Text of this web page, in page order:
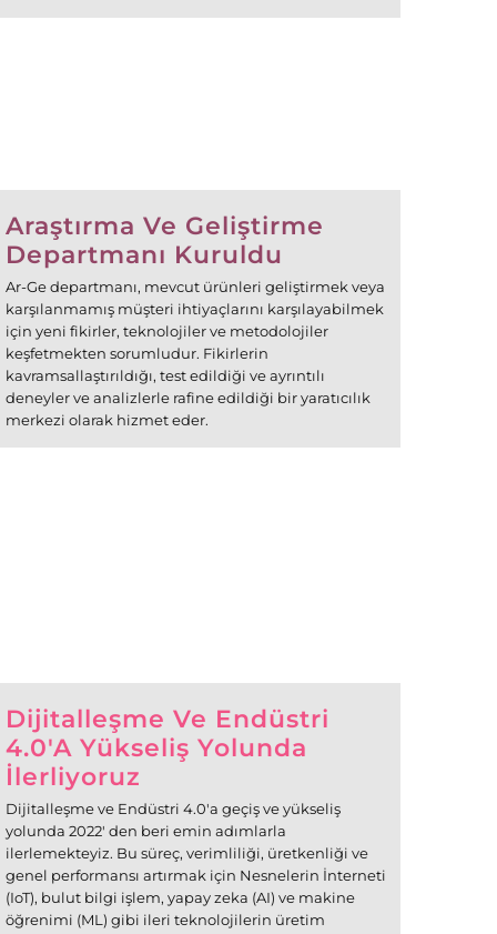
Araştırma Ve Geliştirme
Departmanı Kuruldu
Ar-Ge departmanı, mevcut ürünleri geliştirmek veya
karşılanmamış müşteri ihtiyaçlarını karşılayabilmek
için yeni fikirler, teknolojiler ve metodolojiler
keşfetmekten sorumludur. Fikirlerin
kavramsallaştırıldığı, test edildiği ve ayrıntılı
deneyler ve analizlerle rafine edildiği bir yaratıcılık
merkezi olarak hizmet eder.
Dijitalleşme Ve Endüstri
4.0'a Yükseliş Yolunda
İlerliyoruz
Dijitalleşme ve Endüstri 4.0'a geçiş ve yükseliş
yolunda 2022' den beri emin adımlarla
ilerlemekteyiz. Bu süreç, verimliliği, üretkenliği ve
genel performansı artırmak için Nesnelerin İnterneti
(IoT), bulut bilgi işlem, yapay zeka (AI) ve makine
öğrenimi (ML) gibi ileri teknolojilerin üretim